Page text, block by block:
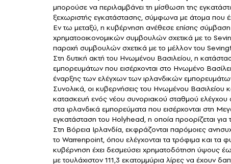
μπορούσε να περιλαμβάνει τη μίσθωση της
ξεχωριστής εγκατάστασης, σύμφωνα με άτομα που
Εν τω μεταξύ, η κυβέρνηση ανέθεσε επίσης
χρηματοοικονομικών συμβουλών σχετικά με το
παροχή συμβουλών σχετικά με το μέλλον του
Στη δυτική ακτή του Ηνωμένου Βασιλείου, η
εμπορευμάτων που εισέρχονται στο Ηνωμένο
έναρξης των ελέγχων των ιρλανδικών
Συνολικά, οι κυβερνήσεις του Ηνωμένου Βασιλείου
κατασκευή ενός νέου συνοριακού σταθμού ελέγχου
στα ιρλανδικά εμπορεύματα που εισέρχονται στη
εγκατάσταση του Holyhead, η οποία προορίζεται για
Στη Βόρεια Ιρλανδία, εκφράζονται παρόμοιες
το Warrenpoint, όπου ελέγχονται τα τρόφιμα και τα
κυβέρνηση έχει δεσμεύσει χρηματοδότηση ύψους
με τουλάχιστον 111,3 εκατομμύρια λίρες να έχουν